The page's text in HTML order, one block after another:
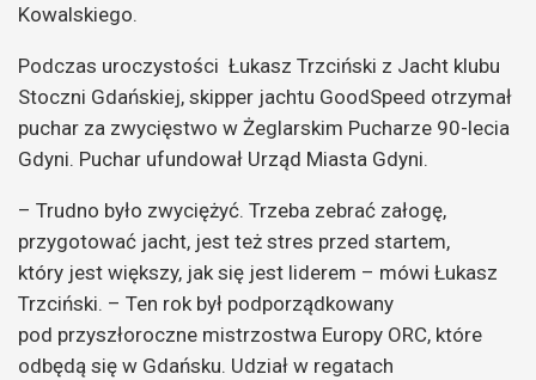
Kowalskiego.
Podczas uroczystości Łukasz Trzciński z Jacht klubu
Stoczni Gdańskiej, skipper jachtu GoodSpeed otrzymał
puchar za zwycięstwo w Żeglarskim Pucharze 90-lecia
Gdyni. Puchar ufundował Urząd Miasta Gdyni.
– Trudno było zwyciężyć. Trzeba zebrać załogę,
przygotować jacht, jest też stres przed startem,
który jest większy, jak się jest liderem – mówi Łukasz
Trzciński. – Ten rok był podporządkowany
pod przyszłoroczne mistrzostwa Europy ORC, które
odbędą się w Gdańsku. Udział w regatach